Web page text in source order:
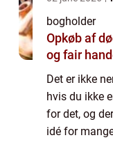
bogholder
Opkøb af dødsbo sådan
og fair
Det er ikke
hvis du ikke
for det, og
idé for